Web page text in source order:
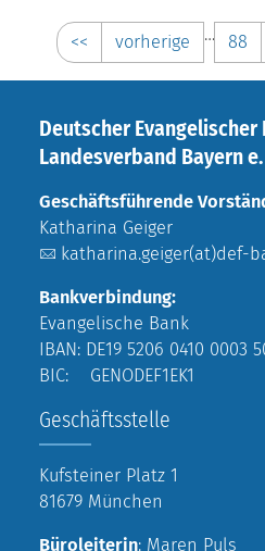
<< vorherige … 88
Deutscher Evangelischer
Landesverband Bayern e.
Geschäftsführende
Katharina Geiger
katharina.geiger(at)def-
Bankverbindung:
Evangelische Bank
IBAN: DE19 5206 0410 0003
BIC: GENODEF1EK1
Geschäftsstelle
Kufsteiner Platz 1
81679 München
Büroleiterin: Maren Puls